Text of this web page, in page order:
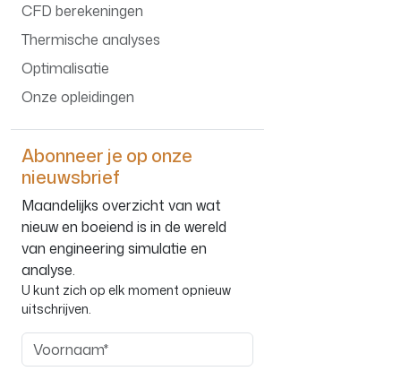
CFD berekeningen
Thermische analyses
Optimalisatie
Onze opleidingen
Abonneer je op onze
nieuwsbrief
Maandelijks overzicht van wat
nieuw en boeiend is in de wereld
van engineering simulatie en
analyse.
U kunt zich op elk moment opnieuw
uitschrijven.
Voornaam